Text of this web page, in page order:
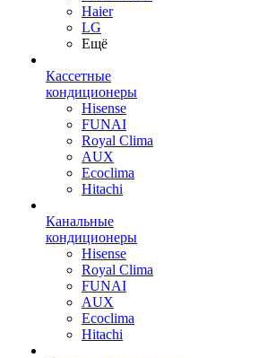
Haier
LG
Ещё
Кассетные
кондиционеры
Hisense
FUNAI
Royal Clima
AUX
Ecoclima
Hitachi
Канальные
кондиционеры
Hisense
Royal Clima
FUNAI
AUX
Ecoclima
Hitachi